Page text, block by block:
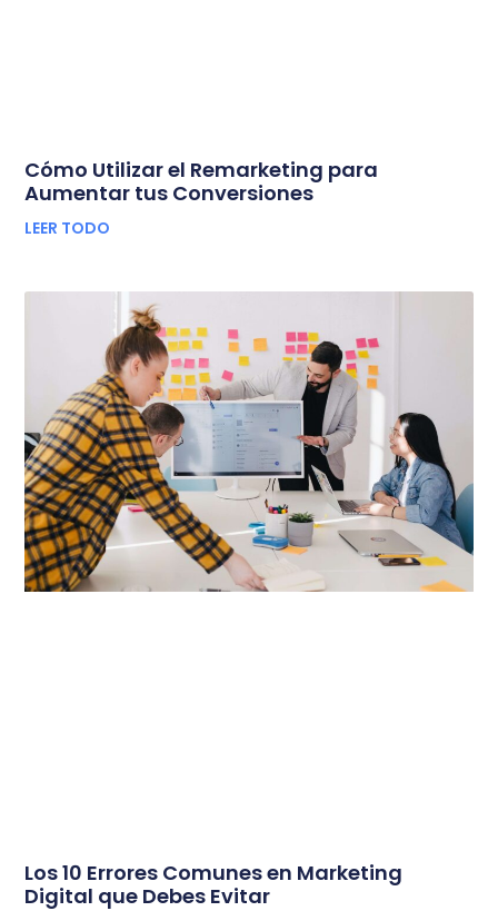
Cómo Utilizar el Remarketing para
Aumentar tus Conversiones
LEER TODO
Los 10 Errores Comunes en Marketing
Digital que Debes Evitar